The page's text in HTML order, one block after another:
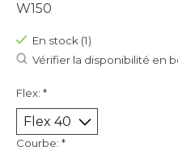
W150
En stock (1)
Vérifier la disponibilité en
Flex: *
Courbe: *